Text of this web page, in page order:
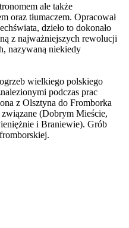
ale także
oraz tłumaczem. Opracował
dzieło to dokonało
z najważniejszych rewolucji
nazywaną niekiedy
wielkiego polskiego
podczas prac
z Olsztyna do Fromborka
związane (Dobrym Mieście,
i Braniewie). Grób